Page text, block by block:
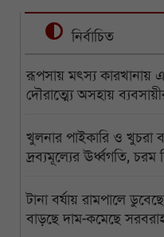
নির্বাচিত
রূপসায় মৎস্য কারখানায়
দৌরাত্ম্যে অসহায়
খুলনার পাইকারি ও খুচরা
দ্রব্যমূল্যের ঊর্ধ্বগতি, চরম
টানা বর্ষায় রামপালে
বাড়ছে দাম-কমেছে